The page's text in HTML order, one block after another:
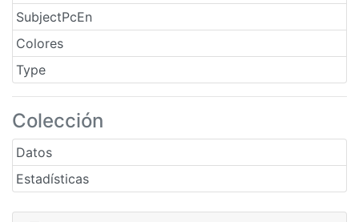
SubjectPcEn
Colores
Type
Colección
Datos
Estadísticas